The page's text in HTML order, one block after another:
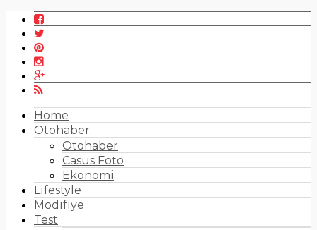
Home
Otohaber
Otohaber
Casus Foto
Ekonomi
Lifestyle
Modifiye
Test